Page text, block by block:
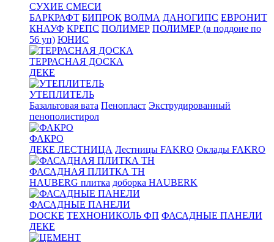
СУХИЕ СМЕСИ
БАРКРАФТ БИПРОК ВОЛМА ДАНОГИПС ЕВРОНИТ
КНАУФ КРЕПС ПОЛИМЕР ПОЛИМЕР (в поддоне по
56 уп) ЮНИС
ТЕРРАСНАЯ ДОСКА
ДЕКЕ
УТЕПЛИТЕЛЬ
Базальтовая вата Пенопласт Экструдированный
пенополистирол
ФАКРО
ДЕКЕ ЛЕСТНИЦА Лестницы FAKRO Оклады FAKRO
ФАСАДНАЯ ПЛИТКА ТН
HAUBERG плитка доборка HAUBERK
ФАСАДНЫЕ ПАНЕЛИ
DOCKE ТЕХНОНИКОЛЬ ФП ФАСАДНЫЕ ПАНЕЛИ
ДЕКЕ